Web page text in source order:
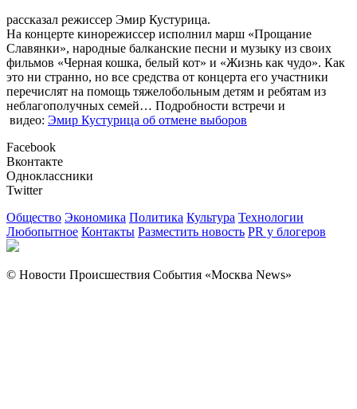
рассказал режиссер Эмир Кустурица.
На концерте кинорежиссер исполнил марш «Прощание
Славянки», народные балканские песни и музыку из своих
фильмов «Черная кошка, белый кот» и «Жизнь как чудо». Как
это ни странно, но все средства от концерта его участники
перечислят на помощь тяжелобольным детям и ребятам из
неблагополучных семей… Подробности встречи и
видео: Эмир Кустурица об отмене выборов
Facebook
Вконтакте
Одноклассники
Twitter
Общество Экономика Политика Культура Технологии
Любопытное Контакты Разместить новость PR у блогеров
© Новости Происшествия События «Москва News»